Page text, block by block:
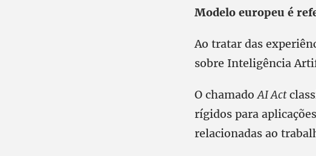
Modelo europeu é
Ao tratar das
sobre Inteligência
O chamadoAI Act
rígidos para
relacionadas ao